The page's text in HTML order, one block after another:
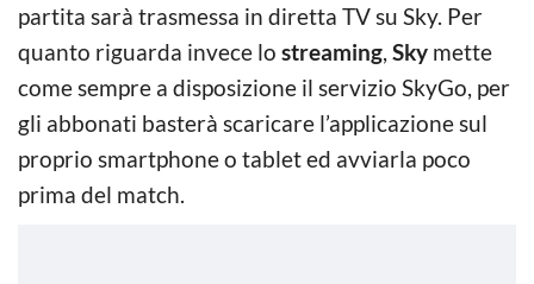
partita sarà trasmessa in diretta TV su Sky. Per
quanto riguarda invece lo streaming, Sky mette
come sempre a disposizione il servizio SkyGo, per
gli abbonati basterà scaricare l’applicazione sul
proprio smartphone o tablet ed avviarla poco
prima del match.